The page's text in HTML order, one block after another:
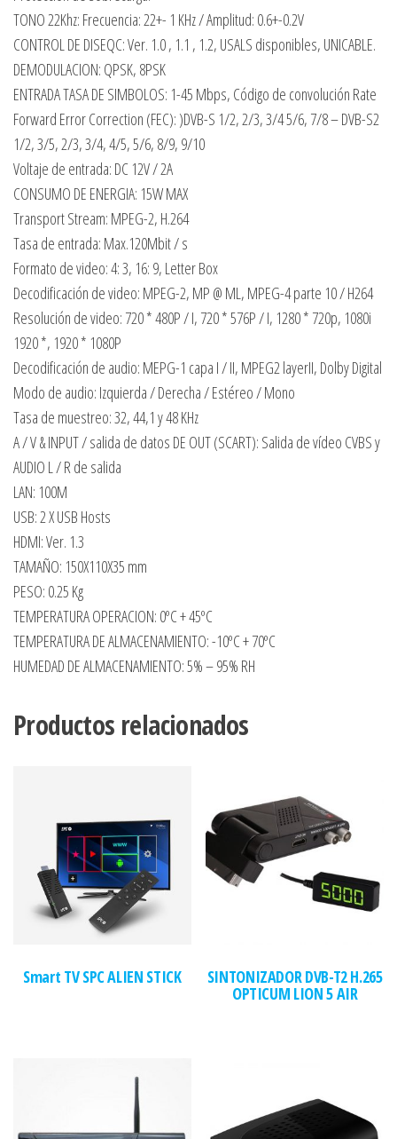
TONO 22Khz: Frecuencia: 22+- 1 KHz / Amplitud: 0.6+-0.2V
CONTROL DE DISEQC: Ver. 1.0 , 1.1 , 1.2, USALS disponibles, UNICABLE.
DEMODULACION: QPSK, 8PSK
ENTRADA TASA DE SIMBOLOS: 1-45 Mbps, Código de convolución Rate
Forward Error Correction (FEC): )DVB-S 1/2, 2/3, 3/4 5/6, 7/8 – DVB-S2
1/2, 3/5, 2/3, 3/4, 4/5, 5/6, 8/9, 9/10
Voltaje de entrada: DC 12V / 2A
CONSUMO DE ENERGIA: 15W MAX
Transport Stream: MPEG-2, H.264
Tasa de entrada: Max.120Mbit / s
Formato de video: 4: 3, 16: 9, Letter Box
Decodificación de video: MPEG-2, MP @ ML, MPEG-4 parte 10 / H264
Resolución de video: 720 * 480P / I, 720 * 576P / I, 1280 * 720p, 1080i
1920 *, 1920 * 1080P
Decodificación de audio: MEPG-1 capa I / II, MPEG2 layerII, Dolby Digital
Modo de audio: Izquierda / Derecha / Estéreo / Mono
Tasa de muestreo: 32, 44,1 y 48 KHz
A / V & INPUT / salida de datos DE OUT (SCART): Salida de vídeo CVBS y
AUDIO L / R de salida
LAN: 100M
USB: 2 X USB Hosts
HDMI: Ver. 1.3
TAMAÑO: 150X110X35 mm
PESO: 0.25 Kg
TEMPERATURA OPERACION: 0ºC + 45ºC
TEMPERATURA DE ALMACENAMIENTO: -10ºC + 70ºC
HUMEDAD DE ALMACENAMIENTO: 5% – 95% RH
Productos relacionados
Smart TV SPC ALIEN STICK SINTONIZADOR DVB-T2 H.265
OPTICUM LION 5 AIR